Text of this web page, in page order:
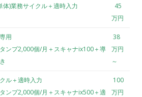
体)業務サイクル＋適時入力
45
万円
用
ンプ2,000個/月＋スキャナix100＋導
38
万円
～
ル＋適時入力
ンプ2,000個/月＋スキャナix500＋適
100
万円